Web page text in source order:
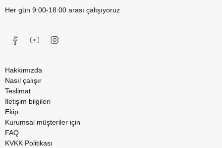
Her gün 9:00-18:00 arası çalışıyoruz
Hakkımızda
Nasıl çalışır
Teslimat
İletişim bilgileri
Ekip
Kurumsal müşteriler için
FAQ
KVKK Politikası